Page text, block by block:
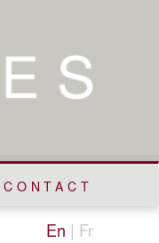
CONTACT
En | Fr